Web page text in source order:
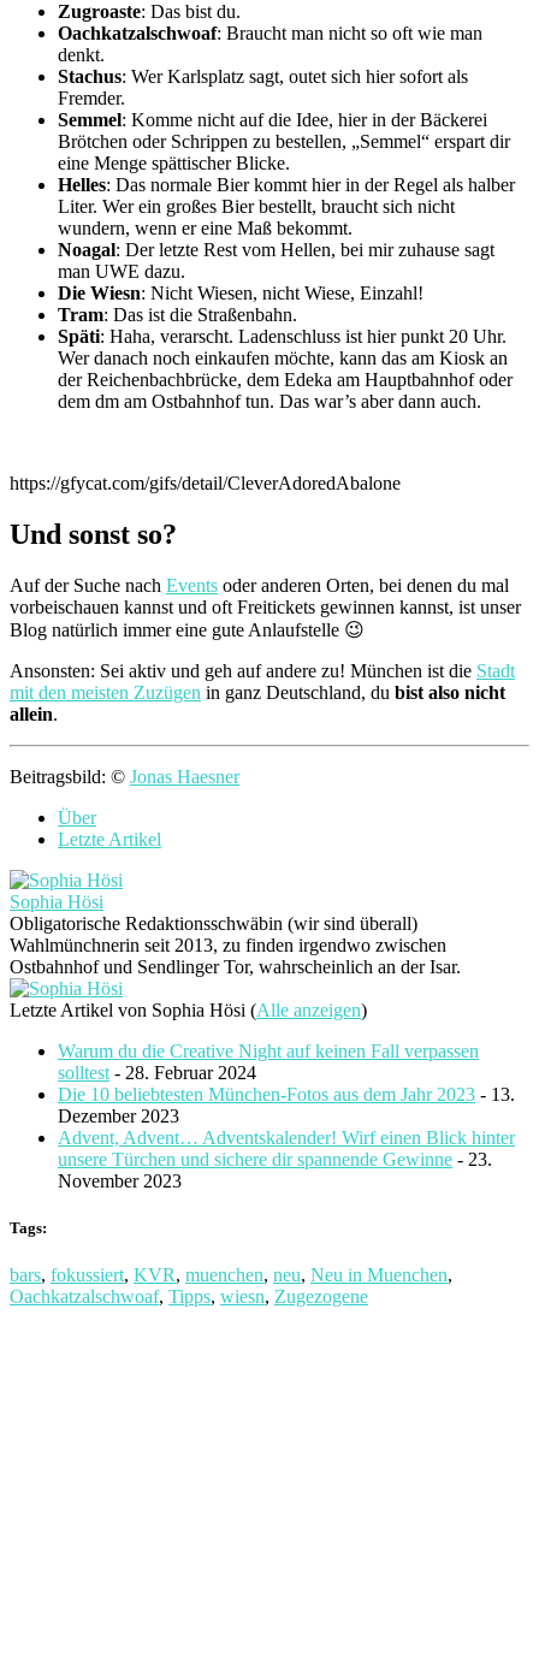
Zugroaste: Das bist du.
Oachkatzalschwoaf: Braucht man nicht so oft wie man
denkt.
Stachus: Wer Karlsplatz sagt, outet sich hier sofort als
Fremder.
Semmel: Komme nicht auf die Idee, hier in der Bäckerei
Brötchen oder Schrippen zu bestellen, „Semmel“ erspart dir
eine Menge spättischer Blicke.
Helles: Das normale Bier kommt hier in der Regel als halber
Liter. Wer ein großes Bier bestellt, braucht sich nicht
wundern, wenn er eine Maß bekommt.
Noagal: Der letzte Rest vom Hellen, bei mir zuhause sagt
man UWE dazu.
Die Wiesn: Nicht Wiesen, nicht Wiese, Einzahl!
Tram: Das ist die Straßenbahn.
Späti: Haha, verarscht. Ladenschluss ist hier punkt 20 Uhr.
Wer danach noch einkaufen möchte, kann das am Kiosk an
der Reichenbachbrücke, dem Edeka am Hauptbahnhof oder
dem dm am Ostbahnhof tun. Das war’s aber dann auch.
https://gfycat.com/gifs/detail/CleverAdoredAbalone
Und sonst so?
Auf der Suche nach Events oder anderen Orten, bei denen du mal
vorbeischauen kannst und oft Freitickets gewinnen kannst, ist unser
Blog natürlich immer eine gute Anlaufstelle 😉
Ansonsten: Sei aktiv und geh auf andere zu! München ist die Stadt
mit den meisten Zuzügen in ganz Deutschland, du bist also nicht
allein.
Beitragsbild: © Jonas Haesner
Über
Letzte Artikel
Sophia Hösi
Obligatorische Redaktionsschwäbin (wir sind überall)
Wahlmünchnerin seit 2013, zu finden irgendwo zwischen
Ostbahnhof und Sendlinger Tor, wahrscheinlich an der Isar.
Letzte Artikel von Sophia Hösi (Alle anzeigen)
Warum du die Creative Night auf keinen Fall verpassen
solltest - 28. Februar 2024
Die 10 beliebtesten München-Fotos aus dem Jahr 2023 - 13.
Dezember 2023
Advent, Advent… Adventskalender! Wirf einen Blick hinter
unsere Türchen und sichere dir spannende Gewinne - 23.
November 2023
Tags:
bars, fokussiert, KVR, muenchen, neu, Neu in Muenchen,
Oachkatzalschwoaf, Tipps, wiesn, Zugezogene